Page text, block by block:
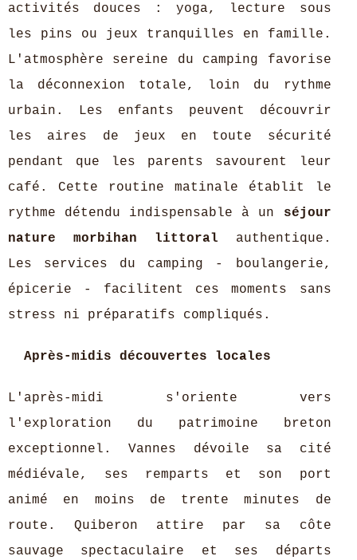
activités douces : yoga, lecture sous
les pins ou jeux tranquilles en famille.
L'atmosphère sereine du camping favorise
la déconnexion totale, loin du rythme
urbain. Les enfants peuvent découvrir
les aires de jeux en toute sécurité
pendant que les parents savourent leur
café. Cette routine matinale établit le
rythme détendu indispensable à un séjour
nature morbihan littoral authentique.
Les services du camping - boulangerie,
épicerie - facilitent ces moments sans
stress ni préparatifs compliqués.
Après-midis découvertes locales
L'après-midi s'oriente vers
l'exploration du patrimoine breton
exceptionnel. Vannes dévoile sa cité
médiévale, ses remparts et son port
animé en moins de trente minutes de
route. Quiberon attire par sa côte
sauvage spectaculaire et ses départs